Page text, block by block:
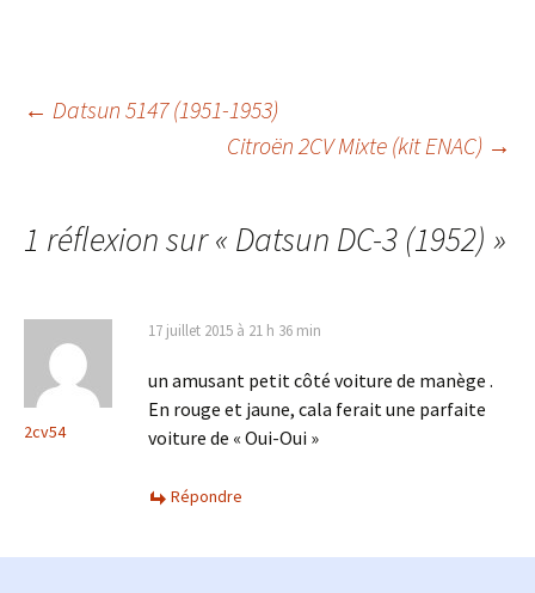
Navigation
← Datsun 5147 (1951-1953)
Citroën 2CV Mixte (kit ENAC) →
1 réflexion sur « Datsun DC-3 (1952) »
2cv54
17 juillet 2015 à 21 h 36 min
un amusant petit côté voiture de manège .
En rouge et jaune, cala ferait une parfaite
voiture de « Oui-Oui »
Répondre